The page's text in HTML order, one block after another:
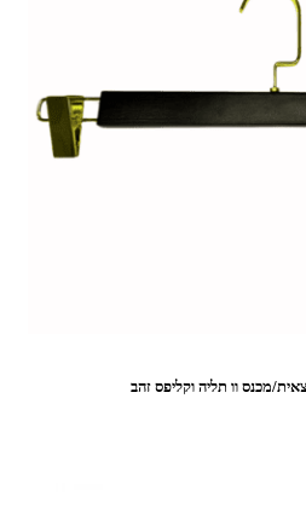
מכנס וו תליה וקליפס זהב